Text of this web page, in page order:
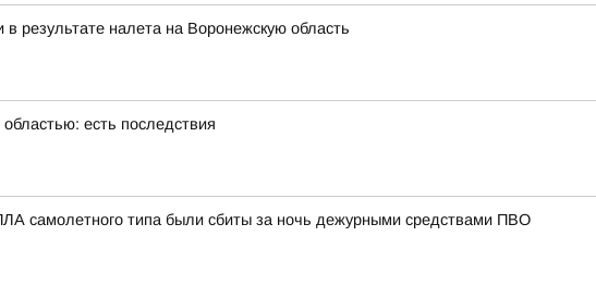
результате налета на Воронежскую область
есть последствия
самолетного типа были сбиты за ночь дежурными средствами ПВО